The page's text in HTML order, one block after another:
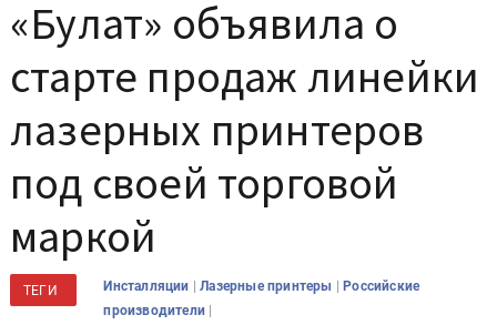
«Булат» объявила о
старте продаж линейки
лазерных принтеров
под своей торговой
маркой
ТЕГИ Инсталляции |Лазерные принтеры |Российские
производители |